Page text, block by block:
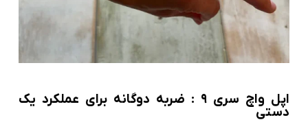
اپل واچ سری ۹ : ضربه دوگانه برای عملکرد یک
دستی